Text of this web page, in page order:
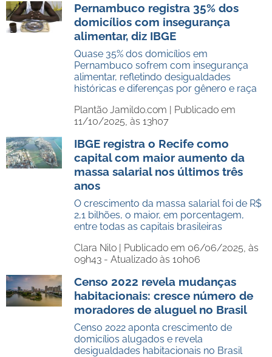
Pernambuco registra 35% dos
domicílios com insegurança
alimentar, diz IBGE
Quase 35% dos domicílios em
Pernambuco sofrem com insegurança
alimentar, refletindo desigualdades
históricas e diferenças por gênero e raça
Plantão Jamildo.com | Publicado em
11/10/2025, às 13h07
IBGE registra o Recife como
capital com maior aumento da
massa salarial nos últimos três
anos
O crescimento da massa salarial foi de R$
2,1 bilhões, o maior, em porcentagem,
entre todas as capitais brasileiras
Clara Nilo | Publicado em 06/06/2025, às
09h43 - Atualizado às 10h06
Censo 2022 revela mudanças
habitacionais: cresce número de
moradores de aluguel no Brasil
Censo 2022 aponta crescimento de
domicílios alugados e revela
desigualdades habitacionais no Brasil